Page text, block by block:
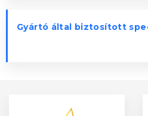
Gyártó által biztosított